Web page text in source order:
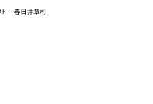
： 春日井章司